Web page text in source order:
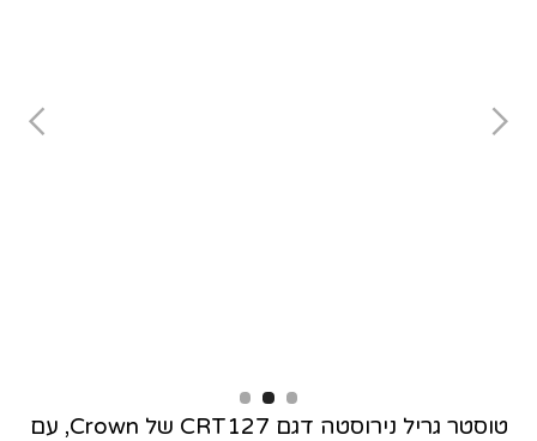
טוסטר גריל נירוסטה דגם CRT127 של Crown, עם